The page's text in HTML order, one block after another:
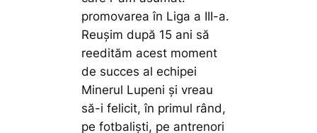
promovarea în Liga a III-a.
Reușim după 15 ani să
reedităm acest moment
de succes al echipei
Minerul Lupeni și vreau
să-i felicit, în primul rând,
pe fotbaliști, pe antrenori